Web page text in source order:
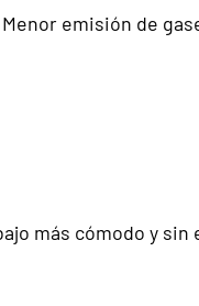
emisión de
más cómodo y sin